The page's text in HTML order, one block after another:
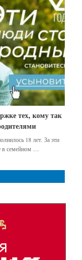
тех, кому так
18 лет. За эти
семейном …